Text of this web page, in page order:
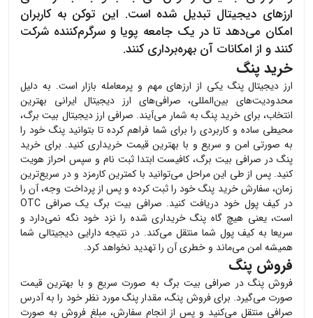
ارزهای دیجیتال تبدیل شده است. این توکن به کاربران
امکان می‌دهد تا در یک جامعه پویا و سرگرم‌کننده شرکت
کنند و از امکانات آن بهره‌برداری کنند.
خرید پنگ
ارز دیجیتالپنگ یکی از ارزهای مهم و پرمعامله بازار است. به دلیل
محدودیت‌های بین‌المللی، صرافی‌های ارز دیجیتال ایرانی بهترین
انتخاب، برای خرید پنگبه شمار می‌آیند. صرافی ارز دیجیتال بیت برگ،
محیطی ساده و کاربردی را برای شما فراهم کرده تا بتوانید پنگخود را
به صورتی امن و سریع و با بهترین قیمت خریداری کنید. برای خرید
پنگ در صرافی بیت برگ، کافیست ابتدا ثبت نام و سپس احراز هویت
کنید. پس از طی این مراحل می‌توانید با کمترین کارمزد و در سریع‌ترین
زمان، سفارش خرید پنگخود را ثبت کرده و پس از پرداخت وجه، آن را
در کیف پول خود دریافت کنید. صرافی بیت برگ یک صرافی OTC
است، یعنی هیچ گاه پنگ خریداری شده را نزد خود نگه نمی‌دارد و
سریعا به کیف پول شما منتقل می‌کند. در نتیجه دارایی دیجیتالی شما
همیشه امن می‌ماند و خطری آن را تهدید نخواهد کرد.
فروش پنگ
فروشپنگ در صرافی بیت برگ به صورت سریع و با بهترین قیمت
صورت می‌گیرد. برای فروش پنگ، مقدار پنگمورد نظر خود را به آدرس
صرافی منتقل می‌کنید و پس از انجام سفارش، مبلغ فروش به صورت